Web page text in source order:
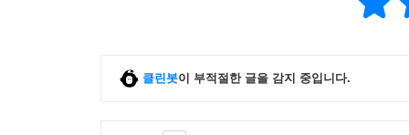
클린봇이 부적절한 글을 감지 중입니다.